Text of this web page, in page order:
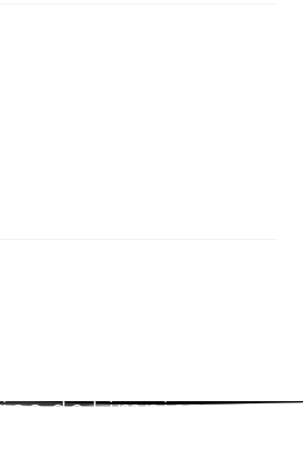
de Limpieza